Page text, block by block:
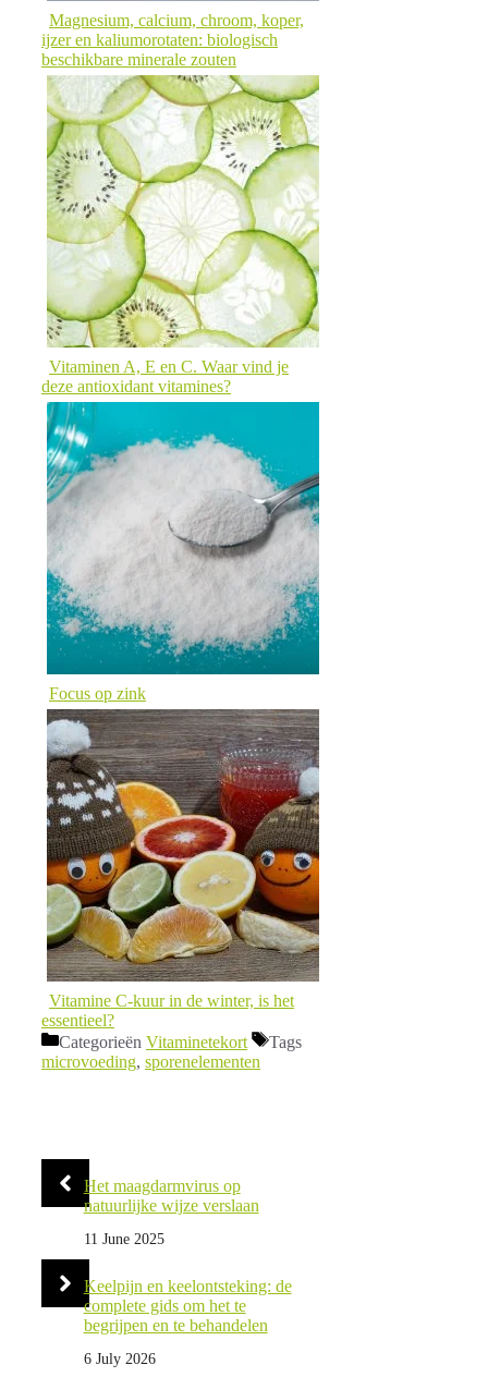
Magnesium, calcium, chroom, koper,
ijzer en kaliumorotaten: biologisch
beschikbare minerale zouten
Vitaminen A, E en C. Waar vind je
deze antioxidant vitamines?
Focus op zink
Vitamine C-kuur in de winter, is het
essentieel?
Categorieën Vitaminetekort
Tags
microvoeding, sporenelementen
Het maagdarmvirus op
natuurlijke wijze verslaan
11 June 2025
Keelpijn en keelontsteking: de
complete gids om het te
begrijpen en te behandelen
6 July 2026